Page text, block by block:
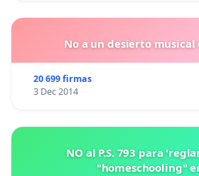
No a un desierto musical
20 699 firmas
3 Dec 2014
NO al P.S. 793 para
"homeschooling"